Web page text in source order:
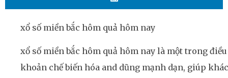
xổ số miền bắc hôm quả hôm nay
xổ số miền bắc hôm quả hôm nay là một trong điều
khoản chế biến hóa and dũng mạnh dạn, giúp